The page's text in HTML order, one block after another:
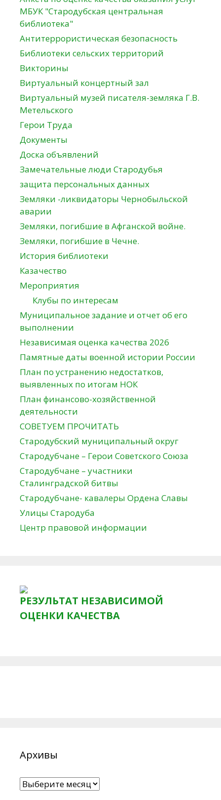
МБУК "Стародубская центральная
библиотека"
Антитеррористическая безопасность
Библиотеки сельских территорий
Викторины
Виртуальный концертный зал
Виртуальный музей писателя-земляка Г.В.
Метельского
Герои Труда
Документы
Доска объявлений
Замечательные люди Стародубья
защита персональных данных
Земляки -ликвидаторы Чернобыльской
аварии
Земляки, погибшие в Афганской войне.
Земляки, погибшие в Чечне.
История библиотеки
Казачество
Мероприятия
Клубы по интересам
Муниципальное задание и отчет об его
выполнении
Независимая оценка качества 2026
Памятные даты военной истории России
План по устранению недостатков,
выявленных по итогам НОК
План финансово-хозяйственной
деятельности
СОВЕТУЕМ ПРОЧИТАТЬ
Стародубский муниципальный округ
Стародубчане – Герои Советского Союза
Стародубчане – участники
Сталинградской битвы
Стародубчане- кавалеры Ордена Славы
Улицы Стародуба
Центр правовой информации
РЕЗУЛЬТАТ НЕЗАВИСИМОЙ
ОЦЕНКИ КАЧЕСТВА
Архивы
Архивы